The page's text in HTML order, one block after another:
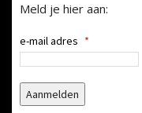
Meld je hier aan:
e-mail adres *